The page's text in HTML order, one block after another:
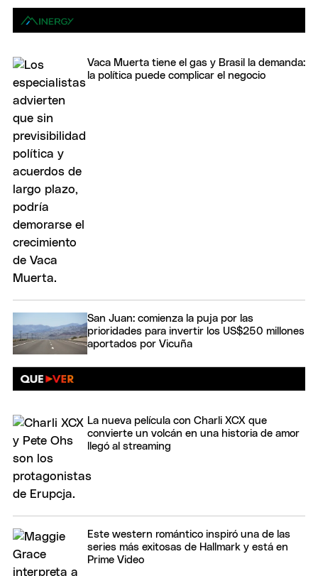
Vaca Muerta tiene el gas y Brasil la demanda:
la política puede complicar el negocio
San Juan: comienza la puja por las
prioridades para invertir los US$250 millones
aportados por Vicuña
La nueva película con Charli XCX que
convierte un volcán en una historia de amor
llegó al streaming
Este western romántico inspiró una de las
series más exitosas de Hallmark y está en
Prime Video